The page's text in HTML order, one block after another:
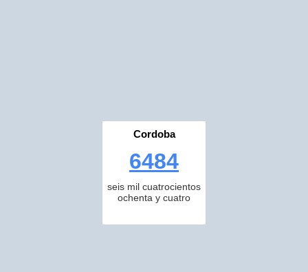
Cordoba
6484
seis mil cuatrocientos
ochenta y cuatro